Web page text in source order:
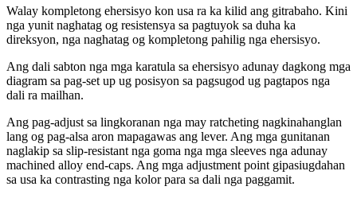
Walay kompletong ehersisyo kon usa ra ka kilid ang gitrabaho. Kini
nga yunit naghatag og resistensya sa pagtuyok sa duha ka
direksyon, nga naghatag og kompletong pahilig nga ehersisyo.
Ang dali sabton nga mga karatula sa ehersisyo adunay dagkong mga
diagram sa pag-set up ug posisyon sa pagsugod ug pagtapos nga
dali ra mailhan.
Ang pag-adjust sa lingkoranan nga may ratcheting nagkinahanglan
lang og pag-alsa aron mapagawas ang lever. Ang mga gunitanan
naglakip sa slip-resistant nga goma nga mga sleeves nga adunay
machined alloy end-caps. Ang mga adjustment point gipasiugdahan
sa usa ka contrasting nga kolor para sa dali nga paggamit.